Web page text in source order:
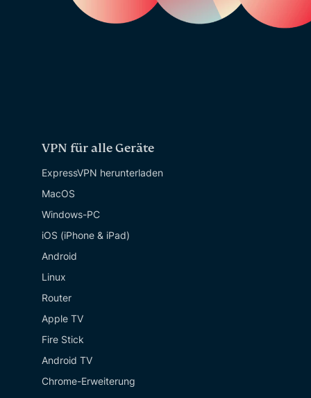
VPN für alle Geräte
ExpressVPN herunterladen
MacOS
Windows-PC
iOS (iPhone & iPad)
Android
Linux
Router
Apple TV
Fire Stick
Android TV
Chrome-Erweiterung